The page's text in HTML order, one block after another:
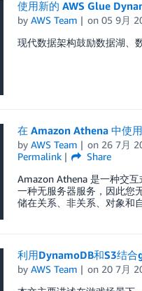
使用新的 AWS Glue
by AWS Team on05 9月
现代数据架构鼓励数据湖、
在 Amazon Athena 中使
by AWS Team on 26 7月
Permalink
Share
Amazon Athena 是一种交
一种无服务器服务，因此您
储在关系、非关系、对象和
利用DynamoDB和S3结
by AWS Team on 20 7月